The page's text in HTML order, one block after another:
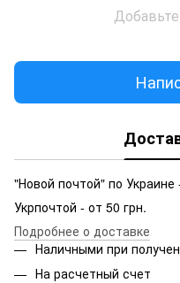
"Новой почтой" по Украине
Укрпочтой - от 50 грн.
Подробнее о доставке
Наличными при
На расчетный счет